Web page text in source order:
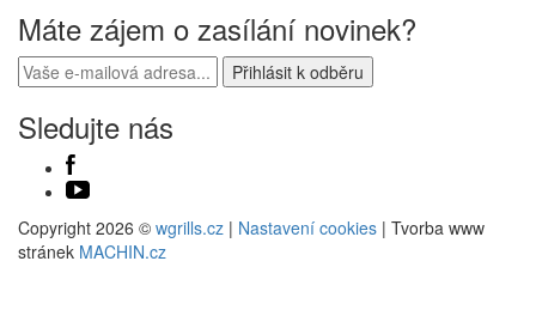
Máte zájem o zasílání novinek?
Sledujte nás
Copyright 2026 © wgrills.cz | Nastavení cookies | Tvorba www
stránek MACHIN.cz